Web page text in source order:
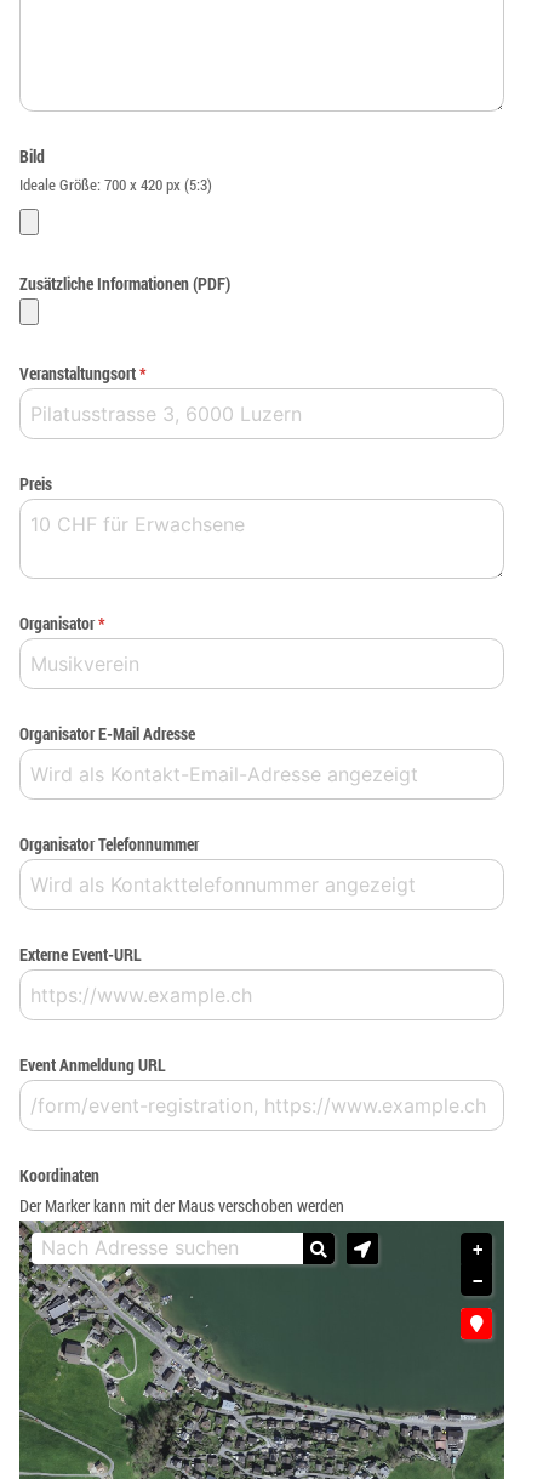
Bild
Ideale Größe: 700 x 420 px (5:3)
Zusätzliche Informationen (PDF)
Veranstaltungsort*
Preis
Organisator*
Organisator E-Mail Adresse
Organisator Telefonnummer
Externe Event-URL
Event Anmeldung URL
Koordinaten
Der Marker kann mit der Maus verschoben werden
+
−